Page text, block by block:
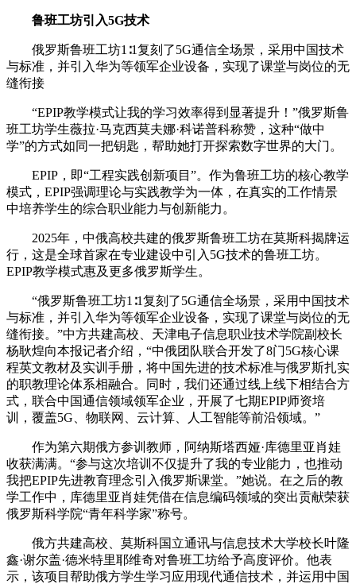
鲁班工坊引入5G技术
俄罗斯鲁班工坊1∶1复刻了5G通信全场景，采用中国技术
与标准，并引入华为等领军企业设备，实现了课堂与岗位的无
缝衔接
“EPIP教学模式让我的学习效率得到显著提升！”俄罗斯鲁
班工坊学生薇拉·马克西莫夫娜·科诺普科称赞，这种“做中
学”的方式如同一把钥匙，帮助她打开探索数字世界的大门。
EPIP，即“工程实践创新项目”。作为鲁班工坊的核心教学
模式，EPIP强调理论与实践教学为一体，在真实的工作情景
中培养学生的综合职业能力与创新能力。
2025年，中俄高校共建的俄罗斯鲁班工坊在莫斯科揭牌运
行，这是全球首家在专业建设中引入5G技术的鲁班工坊。
EPIP教学模式惠及更多俄罗斯学生。
“俄罗斯鲁班工坊1∶1复刻了5G通信全场景，采用中国技术
与标准，并引入华为等领军企业设备，实现了课堂与岗位的无
缝衔接。”中方共建高校、天津电子信息职业技术学院副校长
杨耿煌向本报记者介绍，“中俄团队联合开发了8门5G核心课
程英文教材及实训手册，将中国先进的技术标准与俄罗斯扎实
的职教理论体系相融合。同时，我们还通过线上线下相结合方
式，联合中国通信领域领军企业，开展了七期EPIP师资培
训，覆盖5G、物联网、云计算、人工智能等前沿领域。”
作为第六期俄方参训教师，阿纳斯塔西娅·库德里亚肖娃
收获满满。“参与这次培训不仅提升了我的专业能力，也推动
我把EPIP先进教育理念引入俄罗斯课堂。”她说。在之后的教
学工作中，库德里亚肖娃凭借在信息编码领域的突出贡献荣获
俄罗斯科学院“青年科学家”称号。
俄方共建高校、莫斯科国立通讯与信息技术大学校长叶隆
鑫·谢尔盖·德米特里耶维奇对鲁班工坊给予高度评价。他表
示，该项目帮助俄方学生学习应用现代通信技术，并运用中国